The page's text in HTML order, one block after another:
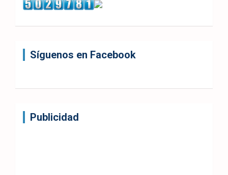
Síguenos en Facebook
Publicidad